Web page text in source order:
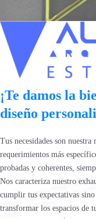
¡Te damos la
diseño
Tus necesidades son
requerimientos más
probadas y coherentes,
Nos caracteriza nuestro
cumplir tus expectativas
transformar los espacios de